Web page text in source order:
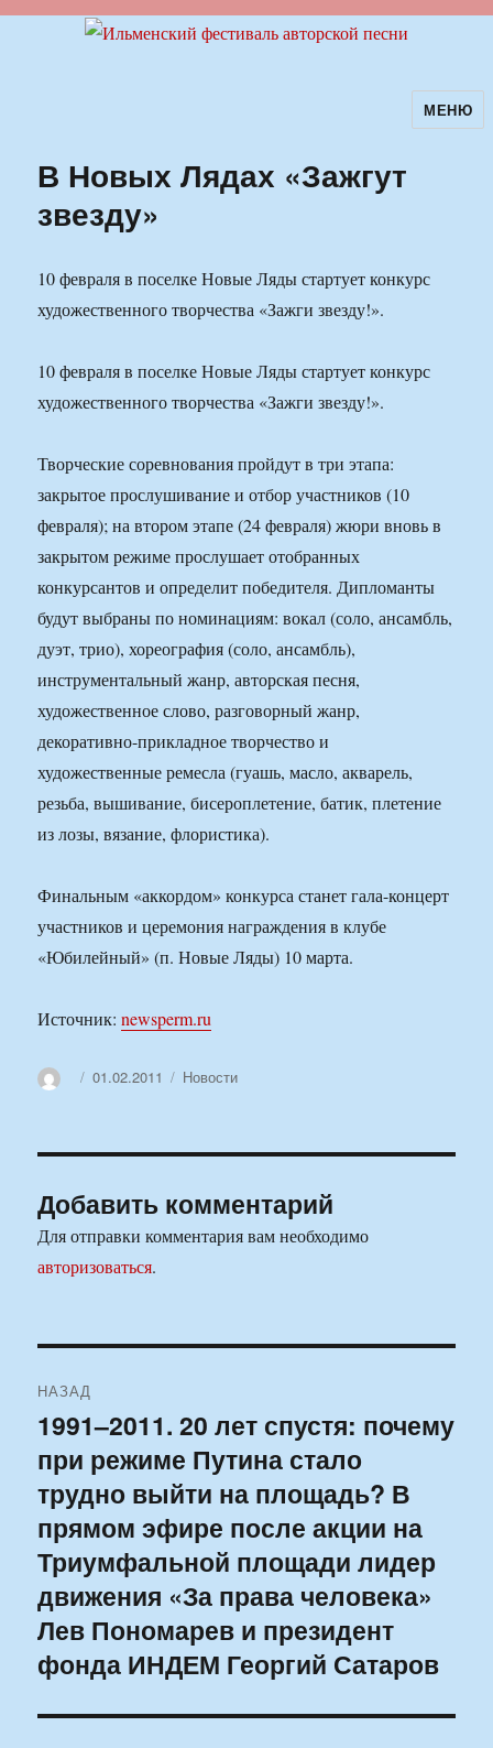
Ильменский фестиваль авторскойМЕНЮ
В Новых Лядах «Зажгут
звезду»
10 февраля в поселке Новые Ляды стартует конкурс
художественного творчества «Зажги звезду!».
10 февраля в поселке Новые Ляды стартует конкурс
художественного творчества «Зажги звезду!».
Творческие соревнования пройдут в три этапа:
закрытое прослушивание и отбор участников (10
февраля); на втором этапе (24 февраля) жюри вновь в
закрытом режиме прослушает отобранных
конкурсантов и определит победителя. Дипломанты
будут выбраны по номинациям: вокал (соло, ансамбль,
дуэт, трио), хореография (соло, ансамбль),
инструментальный жанр, авторская песня,
художественное слово, разговорный жанр,
декоративно-прикладное творчество и
художественные ремесла (гуашь, масло, акварель,
резьба, вышивание, бисероплетение, батик, плетение
из лозы, вязание, флористика).
Финальным «аккордом» конкурса станет гала-концерт
участников и церемония награждения в клубе
«Юбилейный» (п. Новые Ляды) 10 марта.
Источник:newsperm.ru
АвторОпубликовано
01.02.2011 Рубрики
Новости
Добавить комментарий
Для отправки комментария вам необходимо
авторизоваться.
по
записям
НАЗАД
Предыдущая
запись:
1991–2011. 20 лет спустя: почему
при режиме Путина стало
трудно выйти на площадь? В
прямом эфире после акции на
Триумфальной площади лидер
движения «За права человека»
Лев Пономарев и президент
фонда ИНДЕМ Георгий Сатаров